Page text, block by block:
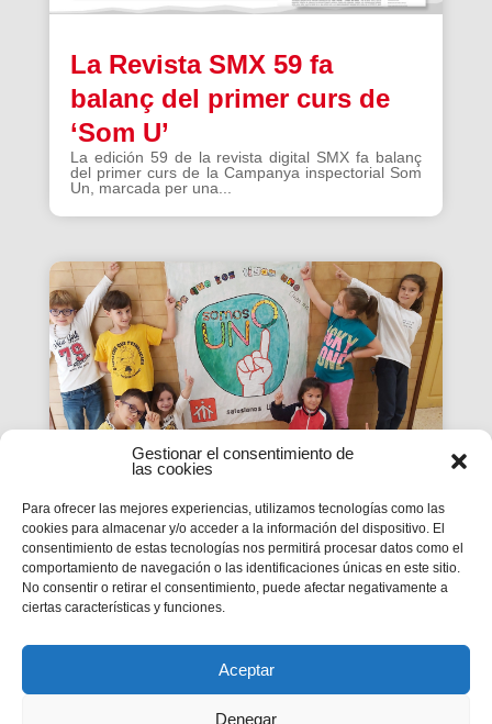
Gestionar el consentimiento de
las cookies
Para ofrecer las mejores experiencias, utilizamos tecnologías como las
cookies para almacenar y/o acceder a la información del dispositivo. El
consentimiento de estas tecnologías nos permitirá procesar datos como el
comportamiento de navegación o las identificaciones únicas en este sitio.
No consentir o retirar el consentimiento, puede afectar negativamente a
ciertas características y funciones.
Aceptar
Denegar
La Revista SMX 59 fa
balanç del primer curs de
‘Som U’
La edición 59 de la revista digital SMX fa balanç
del primer curs de la Campanya inspectorial Som
Un, marcada per una...
La Revista SMX 59 hace
balance del primer curso de
'Somos Uno'
balance del primer curso de la Campaña
inspectorial Somos Uno, marcada...